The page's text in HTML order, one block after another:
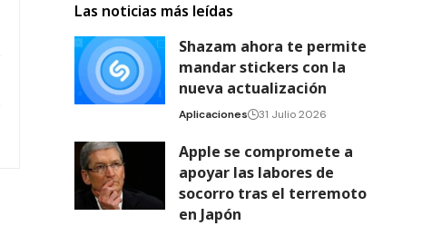
Las noticias más leídas
Shazam ahora te permite
mandar stickers con la
nueva actualización
Aplicaciones 31 Julio 2026
Apple se compromete a
apoyar las labores de
socorro tras el terremoto
en Japón